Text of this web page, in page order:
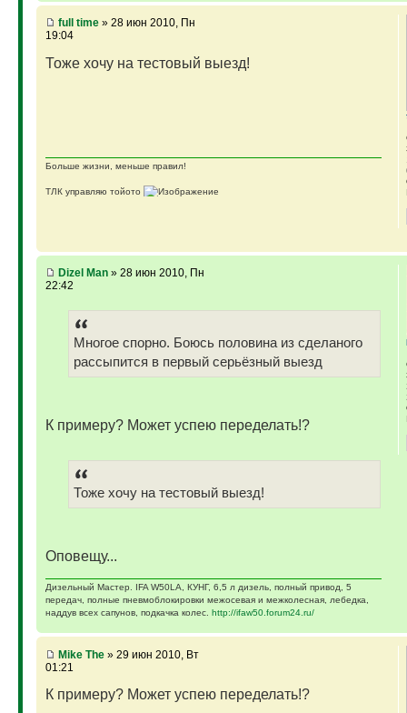
full time» 28 июн 2010, Пн
19:04
Тоже хочу на тестовый выезд!
Больше жизни, меньше правил!
ТЛК управляю тойото
Dizel Man» 28 июн 2010, Пн
22:42
Многое спорно. Боюсь половина из сделаного
рассыпится в первый серьёзный выезд
К примеру? Может успею переделать!?
Тоже хочу на тестовый выезд!
Оповещу...
Дизельный Мастер. IFA W50LA, КУНГ, 6,5 л дизель, полный привод, 5
передач, полные пневмоблокировки межосевая и межколесная, лебедка,
наддув всех сапунов, подкачка колес. http://ifaw50.forum24.ru/
Mike The» 29 июн 2010, Вт
01:21
К примеру? Может успею переделать!?